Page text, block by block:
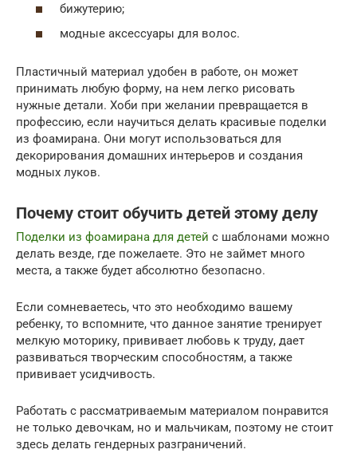
бижутерию;
модные аксессуары для волос.
Пластичный материал удобен в работе, он может
принимать любую форму, на нем легко рисовать
нужные детали. Хоби при желании превращается в
профессию, если научиться делать красивые поделки
из фоамирана. Они могут использоваться для
декорирования домашних интерьеров и создания
модных луков.
Почему стоит обучить детей этому делу
Поделки из фоамирана для детей с шаблонами можно
делать везде, где пожелаете. Это не займет много
места, а также будет абсолютно безопасно.
Если сомневаетесь, что это необходимо вашему
ребенку, то вспомните, что данное занятие тренирует
мелкую моторику, прививает любовь к труду, дает
развиваться творческим способностям, а также
прививает усидчивость.
Работать с рассматриваемым материалом понравится
не только девочкам, но и мальчикам, поэтому не стоит
здесь делать гендерных разграничений.